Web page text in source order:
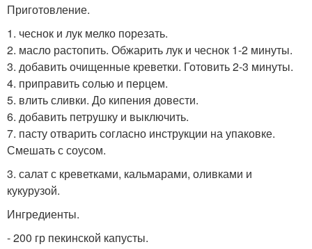
Приготовление.
1. чеснок и лук мелко порезать.
2. масло растопить. Обжарить лук и чеснок 1-2 минуты.
3. добавить очищенные креветки. Готовить 2-3 минуты.
4. приправить солью и перцем.
5. влить сливки. До кипения довести.
6. добавить петрушку и выключить.
7. пасту отварить согласно инструкции на упаковке.
Смешать с соусом.
3. салат с креветками, кальмарами, оливками и
кукурузой.
Ингредиенты.
- 200 гр пекинской капусты.